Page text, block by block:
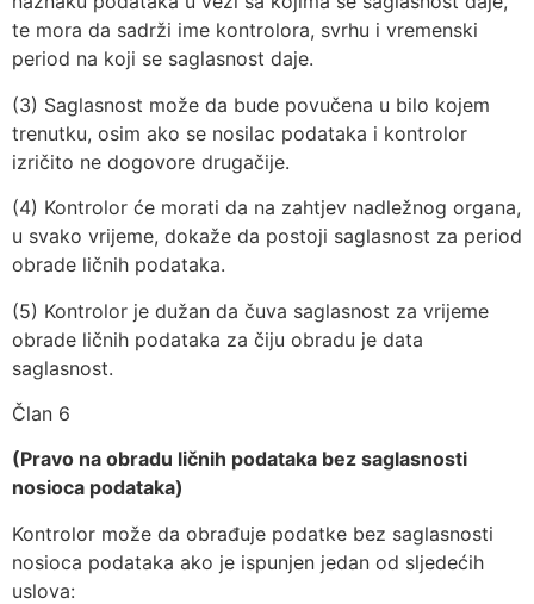
te mora da sadrži ime kontrolora, svrhu i vremenski
period na koji se saglasnost daje.
(3) Saglasnost može da bude povučena u bilo kojem
trenutku, osim ako se nosilac podataka i kontrolor
izričito ne dogovore drugačije.
(4) Kontrolor će morati da na zahtjev nadležnog organa,
u svako vrijeme, dokaže da postoji saglasnost za period
obrade ličnih podataka.
(5) Kontrolor je dužan da čuva saglasnost za vrijeme
obrade ličnih podataka za čiju obradu je data
saglasnost.
Član 6
(Pravo na obradu ličnih podataka bez saglasnosti
nosioca podataka)
Kontrolor može da obrađuje podatke bez saglasnosti
nosioca podataka ako je ispunjen jedan od sljedećih
uslova: